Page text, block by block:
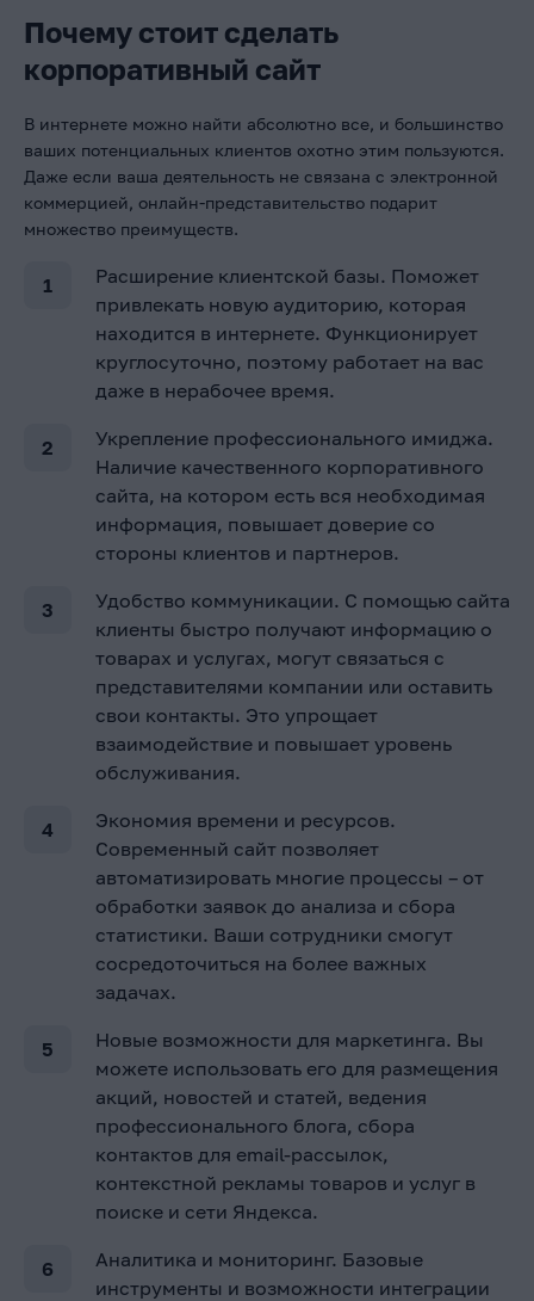
Почему стоит сделать
корпоративный сайт
В интернете можно найти абсолютно все, и большинство
ваших потенциальных клиентов охотно этим пользуются.
Даже если ваша деятельность не связана с электронной
коммерцией, онлайн-представительство подарит
множество преимуществ.
Расширение клиентской базы. Поможет
привлекать новую аудиторию, которая
находится в интернете. Функционирует
круглосуточно, поэтому работает на вас
даже в нерабочее время.
Укрепление профессионального имиджа.
Наличие качественного корпоративного
сайта, на котором есть вся необходимая
информация, повышает доверие со
стороны клиентов и партнеров.
Удобство коммуникации. С помощью сайта
клиенты быстро получают информацию о
товарах и услугах, могут связаться с
представителями компании или оставить
свои контакты. Это упрощает
взаимодействие и повышает уровень
обслуживания.
Экономия времени и ресурсов.
Современный сайт позволяет
автоматизировать многие процессы – от
обработки заявок до анализа и сбора
статистики. Ваши сотрудники смогут
сосредоточиться на более важных
задачах.
Новые возможности для маркетинга. Вы
можете использовать его для размещения
акций, новостей и статей, ведения
профессионального блога, сбора
контактов для email-рассылок,
контекстной рекламы товаров и услуг в
поиске и сети Яндекса.
Аналитика и мониторинг. Базовые
инструменты и возможности интеграции